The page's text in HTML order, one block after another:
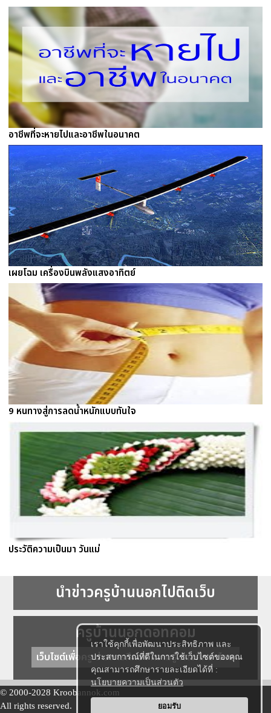
เราใช้คุกกี้เพื่อพัฒนาประสิทธิภาพ และ
ประสบการณ์ที่ดีในการใช้เว็บไซต์ของคุณ
คุณสามารถศึกษารายละเอียดได้ที่ :
นโยบายความเป็นส่วนตัว
ยอมรับ
อาชีพที่จะหายไปและอาชีพในอนาคต
เผยโฉม เครื่องบินพลังแสงอาทิตย์
9 หนทางสู่การลดน้ำหนักแบบทันใจ
ประวัติความเป็นมา วันแม่
นำข่าวครูบ้านนอกไปติดเว็บ
ครูบ้านนอกดอทคอม
เว็บไซต์เพื่อครู ข่าวการศึกษา ความรู้ การศึกษาไทย
© 2000-2028 Kroobannok.com
All rights reserved.